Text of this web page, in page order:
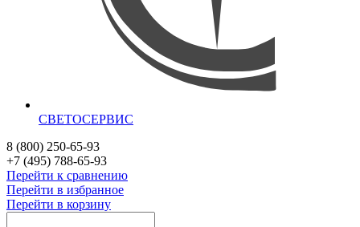
СВЕТОСЕРВИС
8 (800) 250-65-93
+7 (495) 788-65-93
Перейти к сравнению
Перейти в избранное
Перейти в корзину